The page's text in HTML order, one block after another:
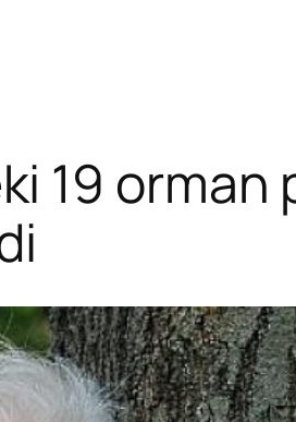
19 orman